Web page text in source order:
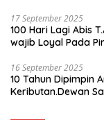
17 September 2025
100 Hari Lagi Abis T.A
wajib Loyal Pada
16 September 2025
10 Tahun Dipimpin
Keributan.Dewan